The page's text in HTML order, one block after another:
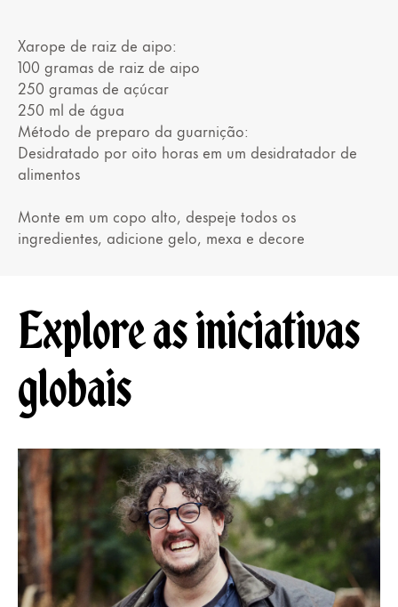
Xarope de raiz de aipo:
100 gramas de raiz de aipo
250 gramas de açúcar
250 ml de água
Método de preparo da guarnição:
Desidratado por oito horas em um desidratador de
alimentos
Monte em um copo alto, despeje todos os
ingredientes, adicione gelo, mexa e decore
Explore as iniciativas
globais